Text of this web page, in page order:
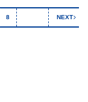
8 NEXT